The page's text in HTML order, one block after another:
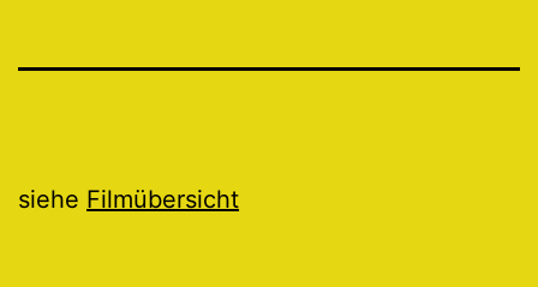
siehe Filmübersicht